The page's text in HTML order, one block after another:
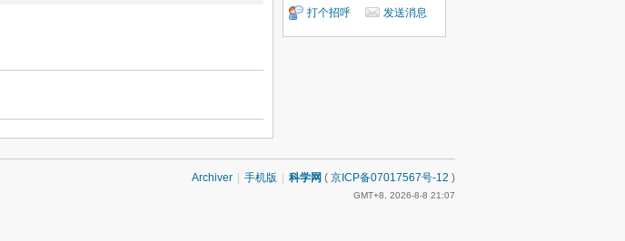
打个招呼
发送消息
Archiver 手机版 科学网 ( 京ICP备07017567号-12 )
GMT+8, 2026-8-8 21:07